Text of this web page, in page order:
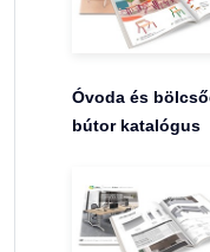
Óvoda és
bútor katalógus